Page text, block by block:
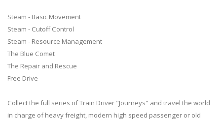
Steam - Basic Movement
Steam - Cutoff Control
Steam - Resource Management
The Blue Comet
The Repair and Rescue
Free Drive
Collect the full series of Train Driver "Journeys" and travel the world
in charge of heavy freight, modern high speed passenger or old